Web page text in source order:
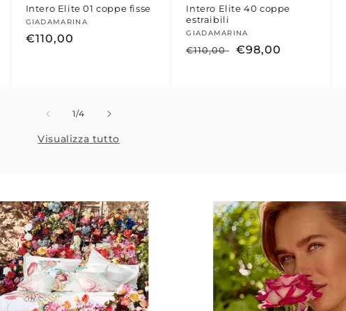
Intero Elite 01 coppe fisse
Fornitore:
GIADAMARINA
Prezzo
€110,00
Intero Elite 40 coppe
estraibili
Fornitore:
GIADAMARINA
Prezzo
€110,00
Prezzo
€98,00
1/su
4
Visualizza tutto